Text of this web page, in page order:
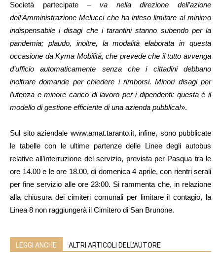
Società partecipate – va nella direzione dell’azione
dell’Amministrazione Melucci che ha inteso limitare al minimo
indispensabile i disagi che i tarantini stanno subendo per la
pandemia; plaudo, inoltre, la modalità elaborata in questa
occasione da Kyma Mobilità, che prevede che il tutto avvenga
d’ufficio automaticamente senza che i cittadini debbano
inoltrare domande per chiedere i rimborsi. Minori disagi per
l’utenza e minore carico di lavoro per i dipendenti: questa è il
modello di gestione efficiente di una azienda pubblica!».
Sul sito aziendale www.amat.taranto.it, infine, sono pubblicate
le tabelle con le ultime partenze delle Linee degli autobus
relative all’interruzione del servizio, prevista per Pasqua tra le
ore 14.00 e le ore 18.00, di domenica 4 aprile, con rientri serali
per fine servizio alle ore 23:00. Si rammenta che, in relazione
alla chiusura dei cimiteri comunali per limitare il contagio, la
Linea 8 non raggiungerà il Cimitero di San Brunone.​
LEGGI ANCHE ALTRI ARTICOLI DELL'AUTORE